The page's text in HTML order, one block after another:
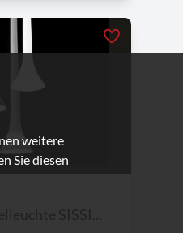
SISSI...
weitere
Sie diesen